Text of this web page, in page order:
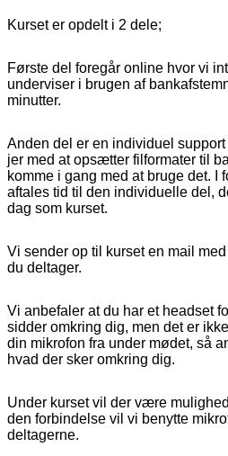
Kurset er opdelt i 2 dele;
Første del foregår online hvor vi
underviser i brugen af
minutter.
Anden del er en individuel
jer med at opsætter filformater til
komme i gang med at bruge det. I
aftales tid til den individuelle del,
dag som kurset.
Vi sender op til kurset en mail
du deltager.
Vi anbefaler at du har et headset
sidder omkring dig, men det er
din mikrofon fra under mødet, så
hvad der sker omkring dig.
Under kurset vil der være
den forbindelse vil vi benytte
deltagerne.